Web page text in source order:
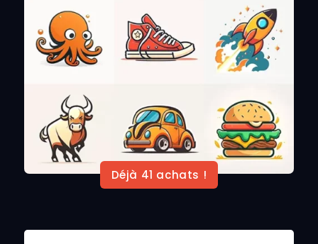
Déjà 41 achats !